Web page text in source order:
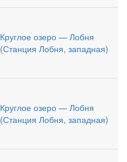
Круглое озеро — Лобня
(Станция Лобня, западная)
Круглое озеро — Лобня
(Станция Лобня, западная)